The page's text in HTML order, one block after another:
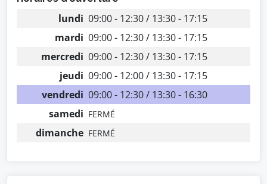
lundi 09:00 - 12:30 / 13:30 - 17:15
mardi 09:00 - 12:30 / 13:30 - 17:15
mercredi 09:00 - 12:30 / 13:30 - 17:15
jeudi 09:00 - 12:00 / 13:30 - 17:15
vendredi 09:00 - 12:30 / 13:30 - 16:30
samedi FERMÉ
dimanche FERMÉ